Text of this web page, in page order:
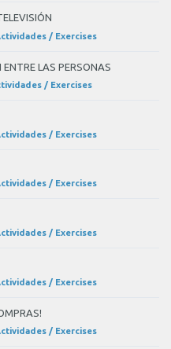
/ Exercises
LAS PERSONAS
/ Exercises
/ Exercises
/ Exercises
/ Exercises
/ Exercises
/ Exercises